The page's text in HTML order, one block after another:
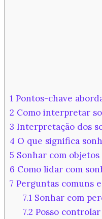
1 Pontos-chave
2 Como interpretar
3 Interpretação dos
4 O que significa
5 Sonhar com
6 Como lidar com
7 Perguntas comuns
7.1Sonhar com
7.2 Posso